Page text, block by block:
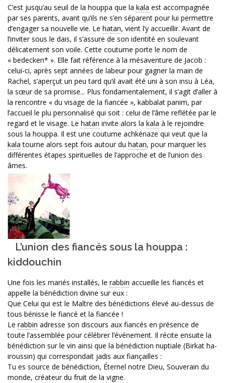
C’est jusqu’au seuil de la houppa que la kala est accompagnée
par ses parents, avant qu’ils ne s’en séparent pour lui permettre
d’engager sa nouvelle vie. Le hatan, vient l’y accueillir. Avant de
l’inviter sous le dais, il s’assure de son identité en soulevant
délicatement son voile. Cette coutume porte le nom de
« bedecken* ». Elle fait référence à la mésaventure de Jacob :
celui-ci, après sept années de labeur pour gagner la main de
Rachel, s’aperçut un peu tard qu’il avait été uni à son insu à Léa,
la sœur de sa promise... Plus fondamentalement, il s’agit d’aller à
la rencontre « du visage de la fiancée », kabbalat panim, par
l’accueil le plu personnalisé qui soit : celui de l’âme reflétée par le
regard et le visage. Le hatan invite alors la kala à le rejoindre
sous la houppa. Il est une coutume achkénaze qui veut que la
kala tourne alors sept fois autour du hatan, pour marquer les
différentes étapes spirituelles de l’approche et de l’union des
âmes.
L’union des fiancés sous la houppa :
kiddouchin
Une fois les mariés installés, le rabbin accueille les fiancés et
appelle la bénédiction divine sur eux :
Que Celui qui est le Maître des bénédictions élevé au-dessus de
tous bénisse le fiancé et la fiancée !
Le rabbin adresse son discours aux fiancés en présence de
toute l’assemblée pour célébrer l’événement. Il récite ensuite la
bénédiction sur le vin ainsi que la bénédiction nuptiale (Birkat ha-
iroussin) qui correspondait jadis aux fiançailles :
Tu es source de bénédiction, Éternel notre Dieu, Souverain du
monde, créateur du fruit de la vigne.